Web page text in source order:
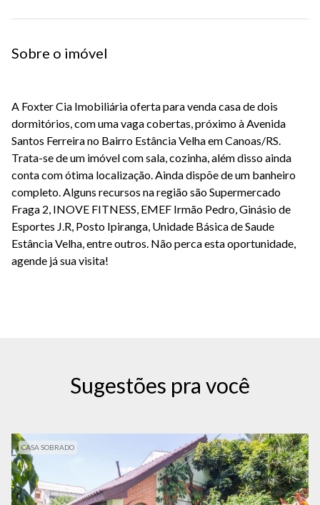
Sobre o imóvel
A Foxter Cia Imobiliária oferta para venda casa de dois
dormitórios, com uma vaga cobertas, próximo à Avenida
Santos Ferreira no Bairro Estância Velha em Canoas/RS.
Trata-se de um imóvel com sala, cozinha, além disso ainda
conta com ótima localização. Ainda dispõe de um banheiro
completo. Alguns recursos na região são Supermercado
Fraga 2, INOVE FITNESS, EMEF Irmão Pedro, Ginásio de
Esportes J.R, Posto Ipiranga, Unidade Básica de Saude
Estância Velha, entre outros. Não perca esta oportunidade,
agende já sua visita!
Sugestões pra você
CASA SOBRADO